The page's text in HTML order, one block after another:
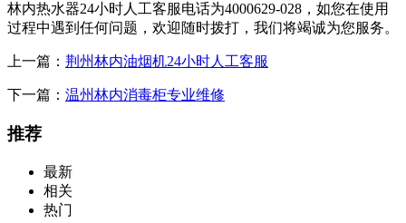
林内热水器24小时人工客服电话为4000629-028，如您在使用
过程中遇到任何问题，欢迎随时拨打，我们将竭诚为您服务。
上一篇： 荆州林内油烟机24小时人工客服
下一篇： 温州林内消毒柜专业维修
推荐
最新
相关
热门